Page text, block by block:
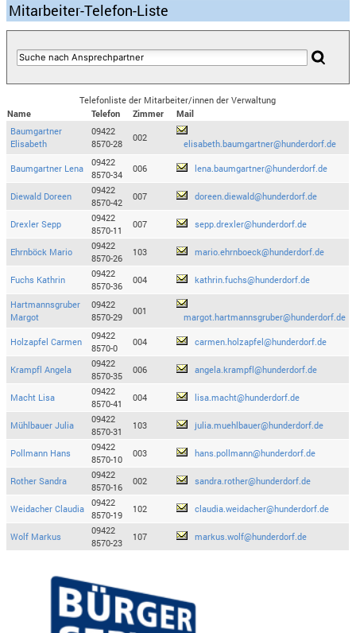
Mitarbeiter-Telefon-Liste
Telefonliste der Mitarbeiter/innen der Verwaltung
Name
Telefon Zimmer
Mail
Baumgartner
Elisabeth
09422
8570-28
002
elisabeth.baumgartner@hunderdorf.de
Baumgartner Lena
09422
8570-34
006 lena.baumgartner@hunderdorf.de
Diewald Doreen
09422
8570-42
007 doreen.diewald@hunderdorf.de
Drexler Sepp
09422
8570-11
007 sepp.drexler@hunderdorf.de
Ehrnböck Mario
09422
8570-26
103 mario.ehrnboeck@hunderdorf.de
Fuchs Kathrin
09422
8570-36
004 kathrin.fuchs@hunderdorf.de
Hartmannsgruber
Margot
09422
8570-29
001
margot.hartmannsgruber@hunderdorf.de
Holzapfel Carmen
09422
8570-0
004 carmen.holzapfel@hunderdorf.de
Krampfl Angela
09422
8570-35
006 angela.krampfl@hunderdorf.de
Macht Lisa
09422
8570-41
004 lisa.macht@hunderdorf.de
Mühlbauer Julia
09422
8570-31
103 julia.muehlbauer@hunderdorf.de
Pollmann Hans
09422
8570-10
003 hans.pollmann@hunderdorf.de
Rother Sandra
09422
8570-16
002 sandra.rother@hunderdorf.de
Weidacher Claudia
09422
8570-19
102 claudia.weidacher@hunderdorf.de
Wolf Markus
09422
8570-23
107 markus.wolf@hunderdorf.de